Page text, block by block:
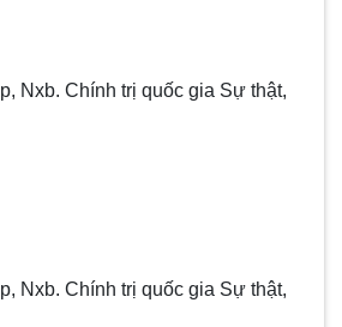
Nxb. Chính trị quốc gia Sự thật,
Nxb. Chính trị quốc gia Sự thật,